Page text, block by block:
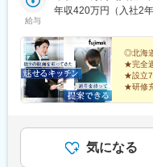
古屋市・岡崎市）／山
市）／京都府／兵庫
国・四国広島県（広島
香川県／徳島県／愛媛
九州市）／佐賀県／長
／沖縄県※転勤は必ず
場完備）※受動喫煙対
駅、落合駅(東京都)、
県)、南富山駅、上諸
駅、越後石山駅、豊津
岬駅、亀山駅(兵庫県)
駅、備前西市駅、周防
駅、大橋駅(福岡県)、
駅、西松本駅、田原
坂駅、竹田駅(京都府
中野駅、涙橋駅
給与
年収420万円（入社2年
◎北海
★完全
★設立
★研修
スタン
気になる